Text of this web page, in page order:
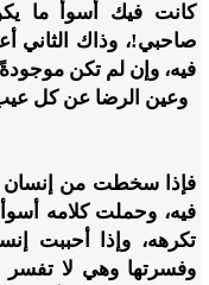
كانت فيك أسوأ ما
صاحبي!، وذاك الثاني
فيه، وإن لم تكن
وعين الرضا عن كل
فإذا سخطت من
فيه، وحملت كلامه أسوأ
تكرهه، وإذا أحببت
وفسرتها وهي لا تفسر